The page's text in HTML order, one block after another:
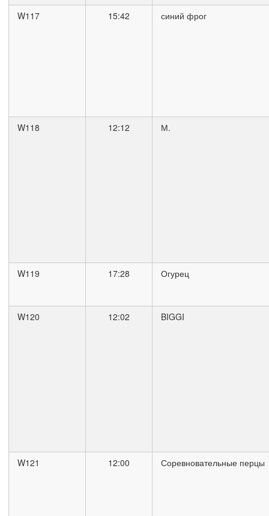
W117 15:42 синий фрог
W118 12:12 М.
W119 17:28 Огурец
W120 12:02 BIGGI
W121 12:00 Соревновательные перцы